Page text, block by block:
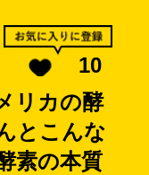
10
リカの酵
とこんな
素の本質